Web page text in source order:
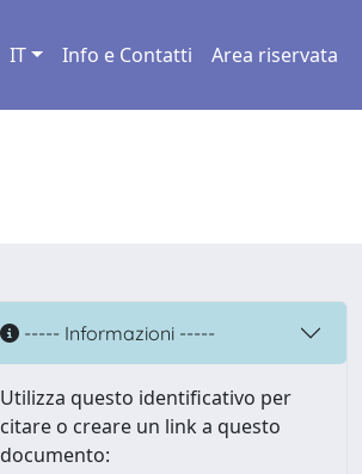
IT Info e Contatti Area riservata
----- Informazioni -----
Utilizza questo identificativo per
citare o creare un link a questo
documento: